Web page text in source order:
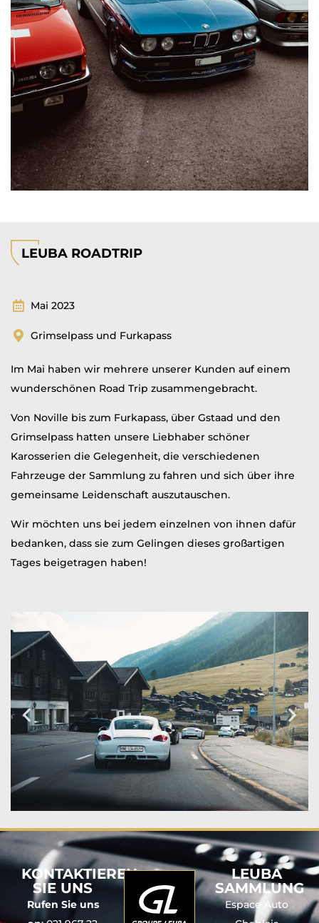
LEUBA ROADTRIP
Mai 2023
Grimselpass und Furkapass
Im Mai haben wir mehrere unserer Kunden auf einem
wunderschönen Road Trip zusammengebracht.
Von Noville bis zum Furkapass, über Gstaad und den
Grimselpass hatten unsere Liebhaber schöner
Karosserien die Gelegenheit, die verschiedenen
Fahrzeuge der Sammlung zu fahren und sich über ihre
gemeinsame Leidenschaft auszutauschen.
Wir möchten uns bei jedem einzelnen von ihnen dafür
bedanken, dass sie zum Gelingen dieses großartigen
Tages beigetragen haben!
KONTAKTIEREN
SIE UNS
Rufen Sie uns
LEUBA
SAMMLUNG
Espace Auto